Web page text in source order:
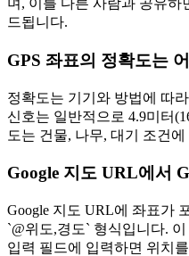
며, 이를 다른 사람과 공유하
드됩니다.
GPS 좌표의 정확도는
정확도는 기기와 방법에 따
신호는 일반적으로 4.9미터
도는 건물, 나무, 대기 조건
Google 지도 URL에서
Google 지도 URL에 좌표가
`@위도,경도` 형식입니다.
입력 필드에 입력하면 위치